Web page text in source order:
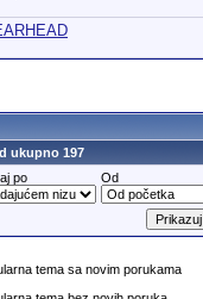
ukupno 197
po Od
tema sa novim porukama